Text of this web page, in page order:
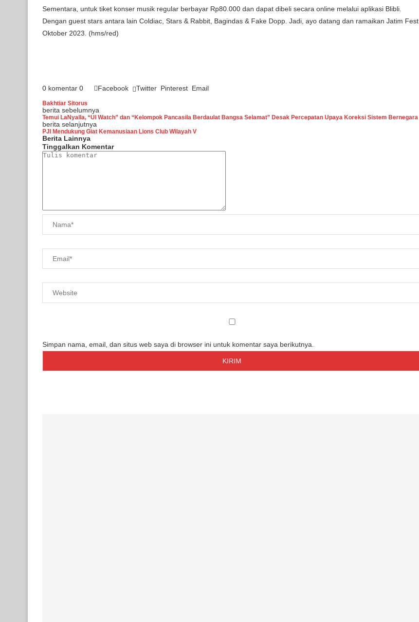
Sementara, untuk tiket konser musik regular berbayar Rp80.000 dan dapat dibeli secara online melalui aplikasi Blibli.
Dengan guest stars antara lain Coldiac, Stars & Rabbit, Bagindas & Fake Dopp. Jadi, ayo datang dan ramaikan Jatim Fest
Oktober 2023. (hms/red)
0 komentar 0 Facebook Twitter Pinterest Email
Bakhtiar Sitorus
berita sebelumnya
Temui LaNyalla, “UI Watch” dan “Kelompok Pancasila Berdaulat Bangsa Selamat” Desak Percepatan Upaya Koreksi Sistem Bernegara
berita selanjutnya
PJI Mendukung Giat Kemanusiaan Lions Club Wilayah V
Berita Lainnya
Tinggalkan Komentar
Simpan nama, email, dan situs web saya di browser ini untuk komentar saya berikutnya.